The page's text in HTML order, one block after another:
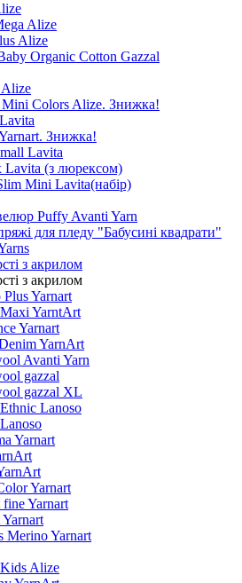
Alize
Alize
Organic Cotton Gazzal
Colors Alize. Знижка!
Знижка!
Lavita
Lavita (з люрексом)
Mini Lavita(набір)
Puffy Avanti Yarn
для пледу "Бабусині квадрати"
з акрилом
з акрилом
Yarnart
YarntArt
Yarnart
YarnArt
Avanti Yarn
gazzal
gazzal XL
Lanoso
Yarnart
Yarnart
fine Yarnart
Yarnart
Merino Yarnart
Alize